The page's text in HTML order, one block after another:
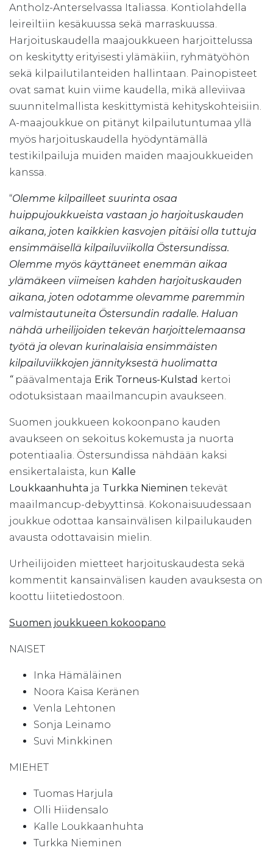
Antholz-Anterselvassa Italiassa. Kontiolahdella
leireiltiin kesäkuussa sekä marraskuussa.
Harjoituskaudella maajoukkueen harjoittelussa
on keskitytty erityisesti ylämäkiin, ryhmätyöhön
sekä kilpailutilanteiden hallintaan. Painopisteet
ovat samat kuin viime kaudella, mikä alleviivaa
suunnitelmallista keskittymistä kehityskohteisiin.
A-maajoukkue on pitänyt kilpailutuntumaa yllä
myös harjoituskaudella hyödyntämällä
testikilpailuja muiden maiden maajoukkueiden
kanssa.
“Olemme kilpailleet suurinta osaa
huippujoukkueista vastaan jo harjoituskauden
aikana, joten kaikkien kasvojen pitäisi olla tuttuja
ensimmäisellä kilpailuviikolla Östersundissa.
Olemme myös käyttäneet enemmän aikaa
ylämäkeen viimeisen kahden harjoituskauden
aikana, joten odotamme olevamme paremmin
valmistautuneita Östersundin radalle. Haluan
nähdä urheilijoiden tekevän harjoittelemaansa
työtä ja olevan kurinalaisia ensimmäisten
kilpailuviikkojen jännityksestä huolimatta
“ päävalmentaja Erik Torneus-Kulstad kertoi
odotuksistaan maailmancupin avaukseen.
Suomen joukkueen kokoonpano kauden
avaukseen on sekoitus kokemusta ja nuorta
potentiaalia. Östersundissa nähdään kaksi
ensikertalaista, kun Kalle
Loukkaanhuhta ja Turkka Nieminen tekevät
maailmancup-debyyttinsä. Kokonaisuudessaan
joukkue odottaa kansainvälisen kilpailukauden
avausta odottavaisin mielin.
Urheilijoiden mietteet harjoituskaudesta sekä
kommentit kansainvälisen kauden avauksesta on
koottu liitetiedostoon.
Suomen joukkueen kokoopano
NAISET
Inka Hämäläinen
Noora Kaisa Keränen
Venla Lehtonen
Sonja Leinamo
Suvi Minkkinen
MIEHET
Tuomas Harjula
Olli Hiidensalo
Kalle Loukkaanhuhta
Turkka Nieminen